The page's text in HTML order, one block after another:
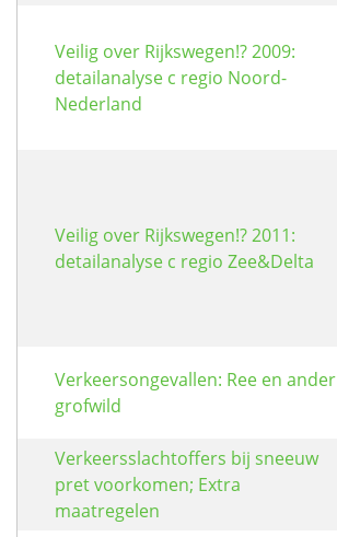
Veilig over Rijkswegen!? 2009:
detailanalyse c regio Noord-
Nederland
Veilig over Rijkswegen!? 2011:
detailanalyse c regio Zee&Delta
Verkeersongevallen: Ree en ander
grofwild
Verkeersslachtoffers bij sneeuw
pret voorkomen; Extra
maatregelen